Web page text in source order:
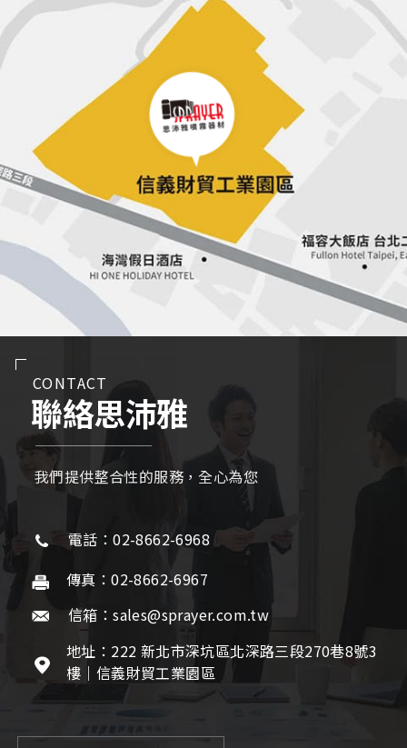
CONTACT
聯絡思沛雅
我們提供整合性的服務，全心為您
電話：02-8662-6968
傳真：02-8662-6967
信箱：sales@sprayer.com.tw
地址：222 新北市深坑區北深路三段270巷8號3
樓｜信義財貿工業園區